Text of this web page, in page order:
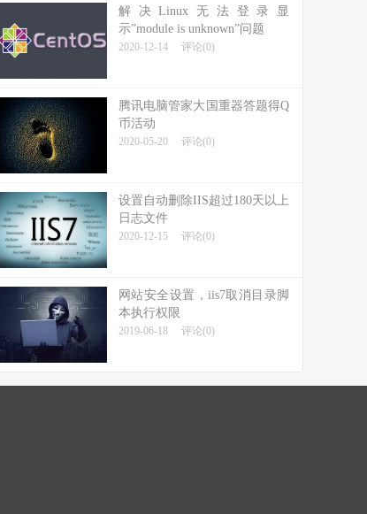
解决Linux无法登录显
示”module is unknown”问题
2020-12-14 评论(0)
腾讯电脑管家大国重器答题得Q
币活动
2020-05-20 评论(0)
设置自动删除IIS超过180天以上
日志文件
2020-12-15 评论(0)
网站安全设置，iis7取消目录脚
本执行权限
2019-06-18 评论(0)